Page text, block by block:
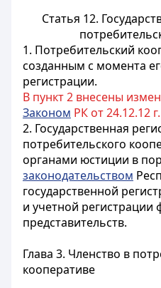
Статья 12.
1. Потребительский
созданным с момента
регистрации.
В пункт 2 внесены
Законом РК от 24.12.12
2. Государственная
потребительского
органами юстиции в
законодательством
государственной
и учетной регистрации
представительств.
Глава 3. Членство в
кооперативе